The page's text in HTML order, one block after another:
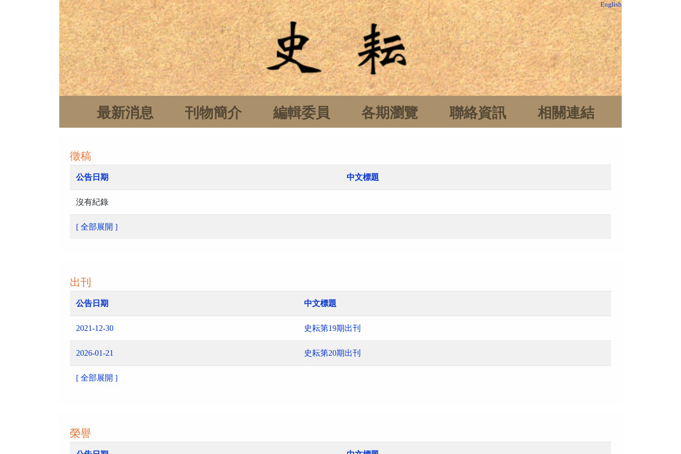
English
最新消息 刊物簡介 編輯委員 各期瀏覽 聯絡資訊 相關連結
徵稿
公告日期 中文標題
沒有紀錄
[ 全部展開 ]
出刊
公告日期 中文標題
2021-12-30 史耘第19期出刊
2026-01-21 史耘第20期出刊
[ 全部展開 ]
榮譽